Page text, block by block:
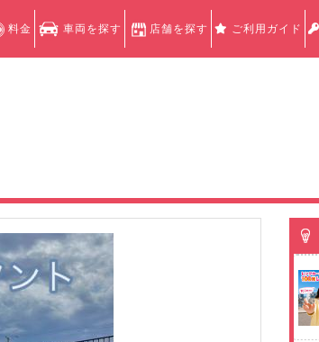
料金 車両を探す 店舗を探す ご利用ガイド